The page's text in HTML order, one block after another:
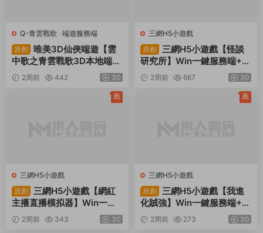
Q-青雲戰歌 · 端遊服務端
原創
唯美3D仙俠端遊【雲
中歌之青雲戰歌3D本地端】
Win一鍵服務端+PC客戶端+
GM工具+視頻架設教程
2周前 442 30
三網H5小遊戲
原創
三網H5小遊戲【怪談
研究所】Win一鍵服務端+Li
nux手工服務端+視頻架設教
程
2周前 667 30
三網H5小遊戲
原創
三網H5小遊戲【網紅
主播直播模拟器】Win一鍵
服務端+Linux手工服務端
+視頻架設教程
2周前 343 30
薦
三網H5小遊戲
原創
三網H5小遊戲【我進
化賊強】Win一鍵服務端+Li
nux手工服務端+視頻架設教
程
2周前 273 30
薦